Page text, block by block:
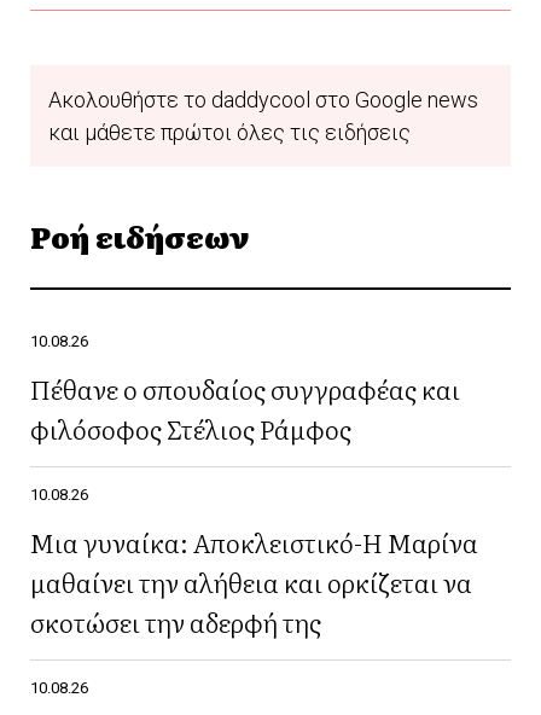
Ακολουθήστε το daddycool στο Google news
και μάθετε πρώτοι όλες τις ειδήσεις
Ροή ειδήσεων
10.08.26
Πέθανε ο σπουδαίος συγγραφέας και
φιλόσοφος Στέλιος Ράμφος
10.08.26
Μια γυναίκα: Αποκλειστικό-Η Μαρίνα
μαθαίνει την αλήθεια και ορκίζεται να
σκοτώσει την αδερφή της
10.08.26